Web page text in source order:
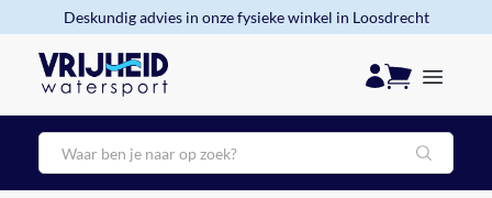
Deskundig advies in onze fysieke winkel in Loosdrecht
Zoeken